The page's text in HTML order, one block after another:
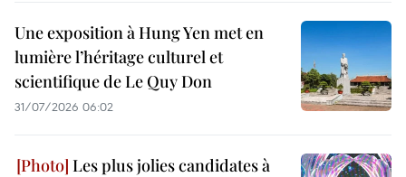
Une exposition à Hung Yen met en
lumière l’héritage culturel et
scientifique de Le Quy Don
31/07/2026 06:02
Les plus jolies candidates à